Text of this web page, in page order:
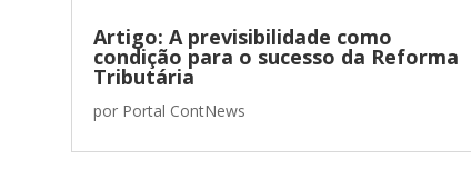
Artigo: A previsibilidade como
condição para o sucesso da Reforma
Tributária
por Portal ContNews